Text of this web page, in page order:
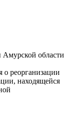
Амурской области
о реорганизации
находящейся